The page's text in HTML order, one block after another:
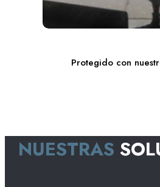
Protegido con
NUESTRAS